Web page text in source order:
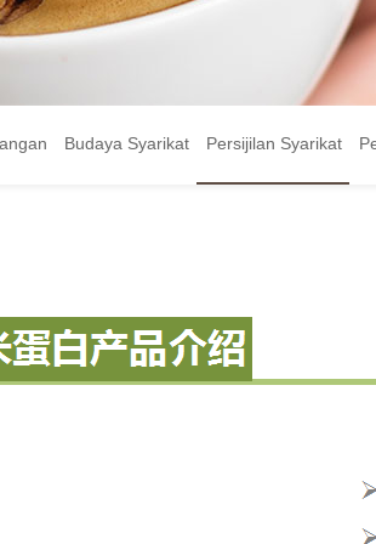
Budaya Syarikat Persijilan Syarikat